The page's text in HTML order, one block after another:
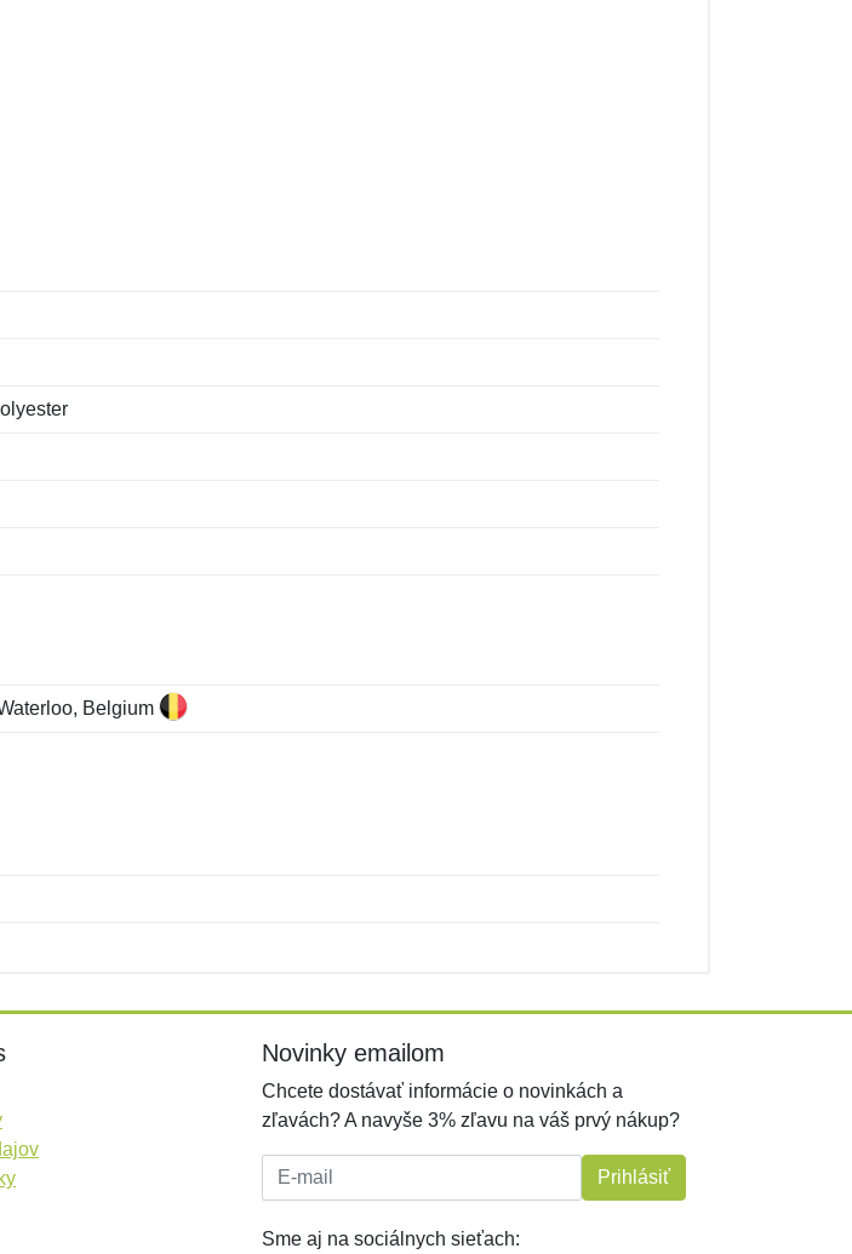
Belgium
Novinky emailom
Chcete dostávať informácie o novinkách a
zľavách? A navyše 3% zľavu na váš prvý nákup?
E-mail: Prihlásiť
Sme aj na sociálnych sieťach: